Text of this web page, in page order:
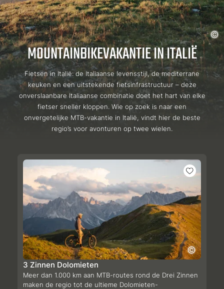
MOUNTAINBIKEVAKANTIE IN ITALIË
Fietsen in Italië: de Italiaanse levensstijl, de mediterrane
keuken en een uitstekende fietsinfrastructuur – deze
onverslaanbare Italiaanse combinatie doet het hart van elke
fietser sneller kloppen. Wie op zoek is naar een
onvergetelijke MTB-vakantie in Italië, vindt hier de beste
regio’s voor avonturen op twee wielen.
3 Zinnen Dolomieten
Meer dan 1.000 km aan MTB-routes rond de Drei Zinnen
maken de regio tot de ultieme Dolomieten-